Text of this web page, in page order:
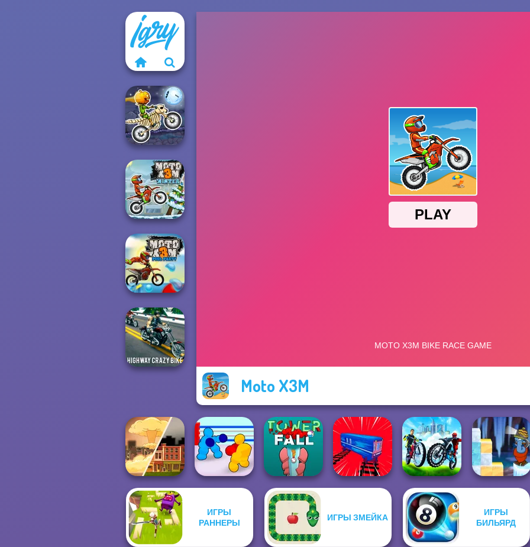
Moto X3M
Moto X3M
Spooky Land
Moto X3M Winter
Moto X3M Pool
Party
Bike
End of War
Boxing Gang
Stars
Tower Fall
City Bike Racing
Champion
Gold Strike Icy
Cave
ИГРЫ
РАННЕРЫ
ИГРЫ ЗМЕЙКА
ИГРЫ
БИЛЬЯРД